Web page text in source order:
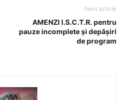
Next article
AMENZI I.S.C.T.R. pentru
pauze incomplete și depășiri
de program